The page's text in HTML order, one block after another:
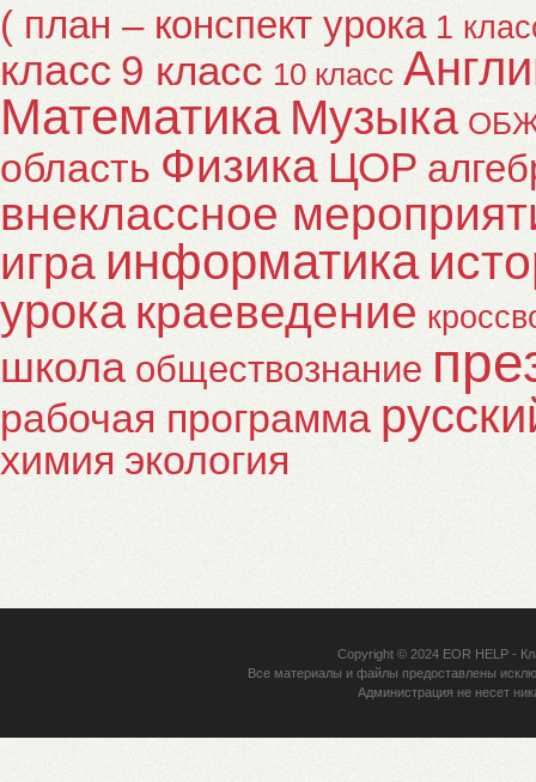
( план – конспект урока 1
класс 9 класс 10 класс
Математика Музыка
область Физика ЦОР
внеклассное
игра информатика
урока краеведение
школа обществознание
рабочая программа
химия экология
Copyright © 2024 EOR HELP-
Все материалы и файлы предоставлены
Администрация не несет